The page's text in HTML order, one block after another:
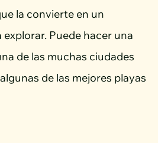
la convierte en un
Puede hacer una
de las muchas ciudades
de las mejores playas